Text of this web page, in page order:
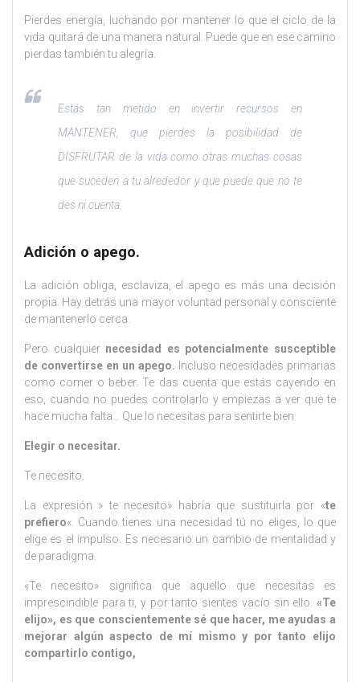
Pierdes energía, luchando por mantener lo que el ciclo de la
vida quitará de una manera natural. Puede que en ese camino
pierdas también tu alegría.
Estás tan metido en invertir recursos en
MANTENER, que pierdes la posibilidad de
DISFRUTAR de la vida como otras muchas cosas
que suceden a tu alrededor y que puede que no te
des ni cuenta.
Adición o apego.
La adición obliga, esclaviza, el apego es más una decisión
propia. Hay detrás una mayor voluntad personal y consciente
de mantenerlo cerca.
Pero cualquier necesidad es potencialmente susceptible
de convertirse en un apego. Incluso necesidades primarias
como comer o beber. Te das cuenta que estás cayendo en
eso, cuando no puedes controlarlo y empiezas a ver que te
hace mucha falta… Que lo necesitas para sentirte bien.
Elegir o necesitar.
Te necesito.
La expresión » te necesito» habría que sustituirla por «te
prefiero«. Cuando tienes una necesidad tú no eliges, lo que
elige es el impulso. Es necesario un cambio de mentalidad y
de paradigma.
«Te necesito» significa que aquello que necesitas es
imprescindible para ti, y por tanto sientes vacío sin ello. «Te
elijo», es que conscientemente sé que hacer, me ayudas a
mejorar algún aspecto de mí mismo y por tanto elijo
compartirlo contigo,